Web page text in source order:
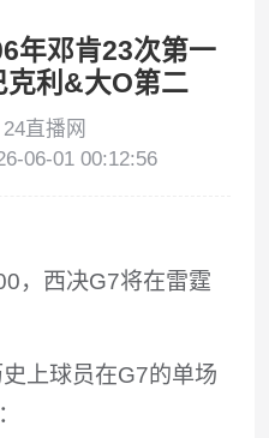
年邓肯23次第一
克利&大O第二
直播网
06-01 00:12:56
，西决G7将在雷霆
上球员在G7的单场